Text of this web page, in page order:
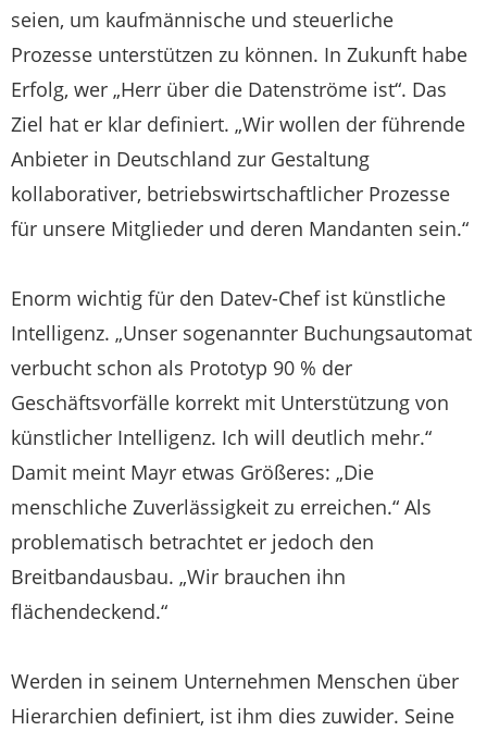
seien, um kaufmännische und steuerliche
Prozesse unterstützen zu können. In Zukunft habe
Erfolg, wer „Herr über die Datenströme ist“. Das
Ziel hat er klar definiert. „Wir wollen der führende
Anbieter in Deutschland zur Gestaltung
kollaborativer, betriebswirtschaftlicher Prozesse
für unsere Mitglieder und deren Mandanten sein.“
Enorm wichtig für den Datev-Chef ist künstliche
Intelligenz. „Unser sogenannter Buchungsautomat
verbucht schon als Prototyp 90 % der
Geschäftsvorfälle korrekt mit Unterstützung von
künstlicher Intelligenz. Ich will deutlich mehr.“
Damit meint Mayr etwas Größeres: „Die
menschliche Zuverlässigkeit zu erreichen.“ Als
problematisch betrachtet er jedoch den
Breitbandausbau. „Wir brauchen ihn
flächendeckend.“
Werden in seinem Unternehmen Menschen über
Hierarchien definiert, ist ihm dies zuwider. Seine